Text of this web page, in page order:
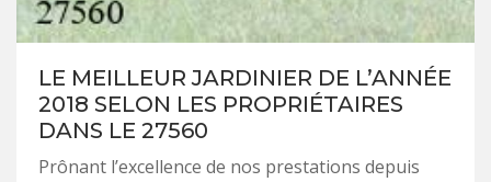
LE MEILLEUR JARDINIER DE L’ANNÉE
2018 SELON LES PROPRIÉTAIRES
DANS LE 27560
Prônant l’excellence de nos prestations depuis